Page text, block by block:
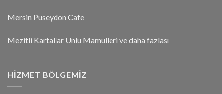
Mersin Puseydon Cafe
Mezitli Kartallar Unlu Mamulleri ve daha fazlası
HIZMET BÖLGEMIZ